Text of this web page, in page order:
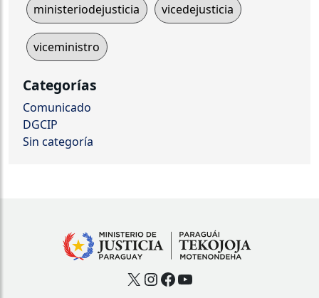
ministeriodejusticia vicedejusticia
viceministro
Categorías
Comunicado
DGCIP
Sin categoría
X Instagram
Facebook
YouTube